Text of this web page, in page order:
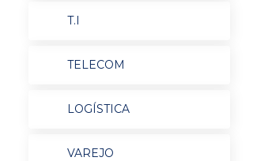
T.I
TELECOM
LOGÍSTICA
VAREJO